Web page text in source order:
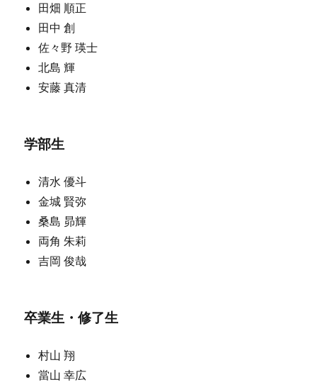
田畑 順正
田中 創
佐々野 瑛士
北島 輝
安藤 真清
学部生
清水 優斗
金城 賢弥
桑島 昴輝
両角 朱莉
吉岡 俊哉
卒業生・修了生
村山 翔
當山 幸広